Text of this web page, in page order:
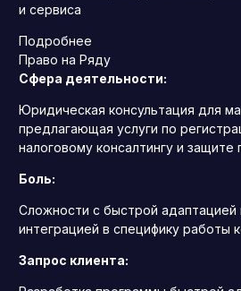
и сервиса
Подробнее
Право на Ряду
Сфера деятельности:
Юридическая консультация для
предлагающая услуги по
налоговому консалтингу и защите
Боль:
Сложности с быстрой
интеграцией в специфику работы
Запрос клиента: